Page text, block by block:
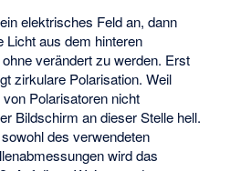
elektrisches Feld an, dann
Licht aus dem hinteren
verändert zu werden. Erst
zirkulare Polarisation. Weil
Polarisatoren nicht
Bildschirm an dieser Stelle hell.
des verwendeten
wird das